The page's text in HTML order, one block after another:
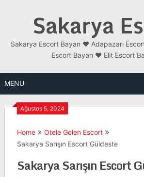
Sakarya
Sakarya Escort Bayan ❤️ Adapazarı
Escort Bayan ❤️ Elit Escort
MENU
Ağustos 5, 2024
Home
Otele Gelen Escort
Sakarya Sarışın Escort Güldeste
Sakarya Sarışın Escort